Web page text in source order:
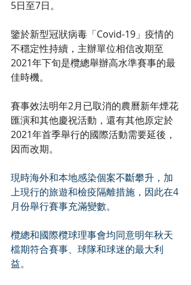
5日至7日。
鑒於新型冠狀病毒「Covid-19」疫情的
不穩定性持續，主辦單位相信改期至
2021年下旬是欖總舉辦高水準賽事的最
佳時機。
賽事效法明年2月已取消的農曆新年煙花
匯演和其他慶祝活動，還有其他原定於
2021年首季舉行的國際活動需要延後，
因而改期。
現時海外和本地感染個案不斷攀升，加
上現行的旅遊和檢疫隔離措施，因此在4
月份舉行賽事充滿變數。
欖總和國際欖球理事會均同意明年秋天
檔期符合賽事、球隊和球迷的最大利
益。